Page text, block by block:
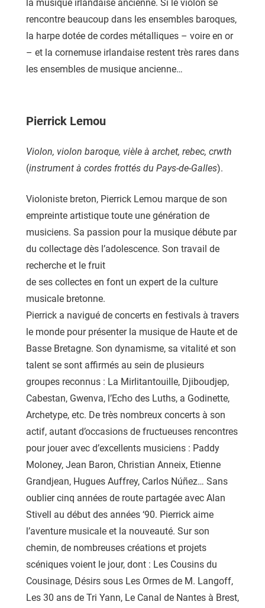
la musique irlandaise ancienne. Si le violon se
rencontre beaucoup dans les ensembles baroques,
la harpe dotée de cordes métalliques – voire en or
– et la cornemuse irlandaise restent très rares dans
les ensembles de musique ancienne…
Pierrick Lemou
Violon, violon baroque, vièle à archet, rebec, crwth
(instrument à cordes frottés du Pays-de-Galles).
Violoniste breton, Pierrick Lemou marque de son
empreinte artistique toute une génération de
musiciens. Sa passion pour la musique débute par
du collectage dès l’adolescence. Son travail de
recherche et le fruit
de ses collectes en font un expert de la culture
musicale bretonne.
Pierrick a navigué de concerts en festivals à travers
le monde pour présenter la musique de Haute et de
Basse Bretagne. Son dynamisme, sa vitalité et son
talent se sont affirmés au sein de plusieurs
groupes reconnus : La Mirlitantouille, Djiboudjep,
Cabestan, Gwenva, l’Echo des Luths, a Godinette,
Archetype, etc. De très nombreux concerts à son
actif, autant d’occasions de fructueuses rencontres
pour jouer avec d’excellents musiciens : Paddy
Moloney, Jean Baron, Christian Anneix, Etienne
Grandjean, Hugues Auffrey, Carlos Núñez… Sans
oublier cinq années de route partagée avec Alan
Stivell au début des années ‘90. Pierrick aime
l’aventure musicale et la nouveauté. Sur son
chemin, de nombreuses créations et projets
scéniques voient le jour, dont : Les Cousins du
Cousinage, Désirs sous Les Ormes de M. Langoff,
Les 30 ans de Tri Yann, Le Canal de Nantes à Brest,